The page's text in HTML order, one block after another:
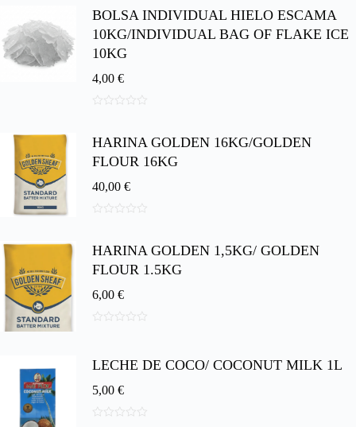
e
BOLSA INDIVIDUAL HIELO ESCAMA
10KG/INDIVIDUAL BAG OF FLAKE ICE
10KG
4,00 €
e
HARINA GOLDEN 16KG/GOLDEN
FLOUR 16KG
40,00 €
e
HARINA GOLDEN 1,5KG/ GOLDEN
FLOUR 1.5KG
6,00 €
5
LECHE DE COCO/ COCONUT MILK 1L
5,00 €